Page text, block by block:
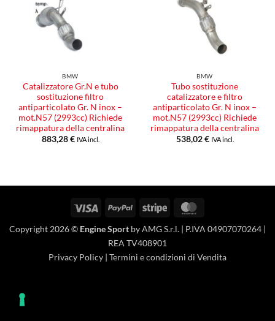
BMW
Catalizzatore Gr.N e tubo
sostituzione filtro
antiparticolato Gr. N inox –
mot.N57 (2993cc) Richiede
rimappatura della centralina
883,28€ IVA incl.
BMW
Tubo sostituzione
catalizzatore e filtro
antiparticolato Gr. N inox –
mot.N57 (2993cc) Richiede
rimappatura della centralina
538,02€ IVA incl.
Visa PayPal Stripe
Copyright 2026 © Engine Sport by AMG S.r.l. | P.IVA 04907070264 |
REA TV408901
Privacy Policy | Termini e condizioni di Vendita